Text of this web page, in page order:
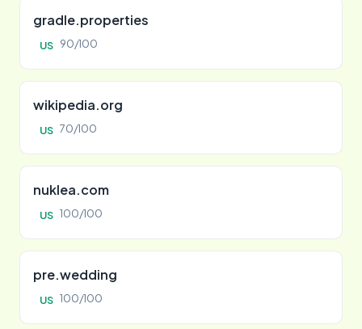
gradle.properties
US 90/100
wikipedia.org
US 70/100
nuklea.com
US 100/100
pre.wedding
US 100/100